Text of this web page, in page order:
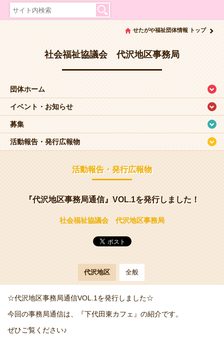
せたがや福祉団体情報 トップ
社会福祉協議会 代沢地区事務局
団体ホーム
イベント・お知らせ
募集
活動報告・発行広報物
活動報告・発行広報物
『代沢地区事務局通信』VOL.1を発行しました！
社会福祉協議会 代沢地区事務局
代沢地区 全般
☆代沢地区事務局通信VOL.1を発行しました☆
今回の事務局通信は、『下代田東カフェ』の紹介です。
ぜひご覧ください♪